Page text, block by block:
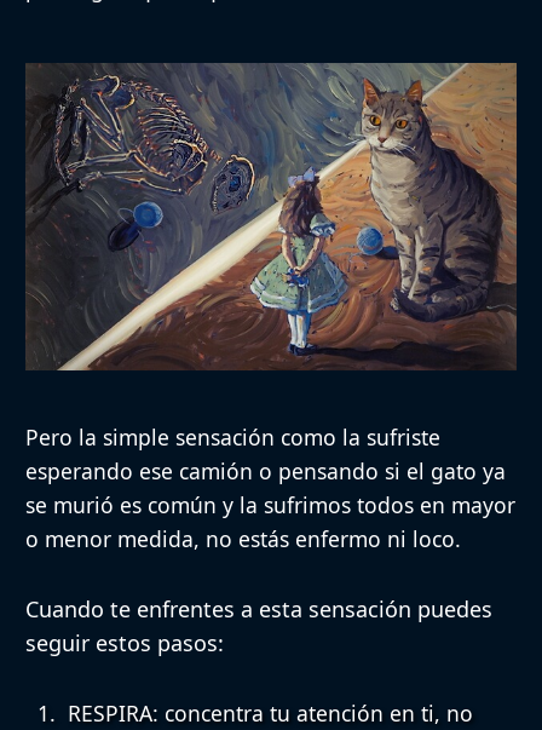
Pero la simple sensación como la sufriste
esperando ese camión o pensando si el gato ya
se murió es común y la sufrimos todos en mayor
o menor medida, no estás enfermo ni loco.
Cuando te enfrentes a esta sensación puedes
seguir estos pasos:
RESPIRA: concentra tu atención en ti, no